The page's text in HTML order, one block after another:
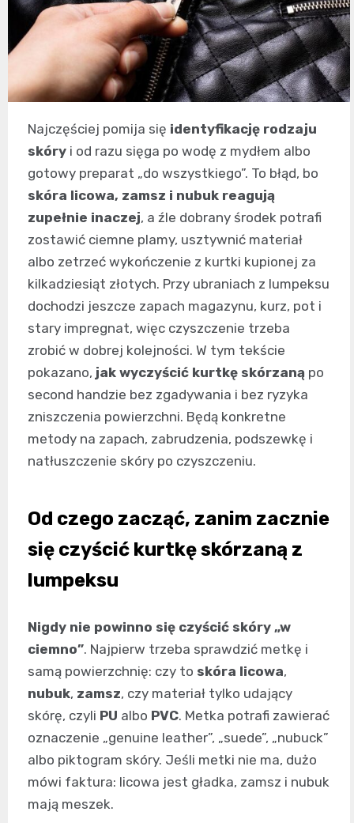
Najczęściej pomija się identyfikację rodzaju
skóry i od razu sięga po wodę z mydłem albo
gotowy preparat „do wszystkiego”. To błąd, bo
skóra licowa, zamsz i nubuk reagują
zupełnie inaczej, a źle dobrany środek potrafi
zostawić ciemne plamy, usztywnić materiał
albo zetrzeć wykończenie z kurtki kupionej za
kilkadziesiąt złotych. Przy ubraniach z lumpeksu
dochodzi jeszcze zapach magazynu, kurz, pot i
stary impregnat, więc czyszczenie trzeba
zrobić w dobrej kolejności. W tym tekście
pokazano, jak wyczyścić kurtkę skórzaną po
second handzie bez zgadywania i bez ryzyka
zniszczenia powierzchni. Będą konkretne
metody na zapach, zabrudzenia, podszewkę i
natłuszczenie skóry po czyszczeniu.
Od czego zacząć, zanim zacznie
się czyścić kurtkę skórzaną z
lumpeksu
Nigdy nie powinno się czyścić skóry „w
ciemno”. Najpierw trzeba sprawdzić metkę i
samą powierzchnię: czy to skóra licowa,
nubuk, zamsz, czy materiał tylko udający
skórę, czyli PU albo PVC. Metka potrafi zawierać
oznaczenie „genuine leather”, „suede”, „nubuck”
albo piktogram skóry. Jeśli metki nie ma, dużo
mówi faktura: licowa jest gładka, zamsz i nubuk
mają meszek.